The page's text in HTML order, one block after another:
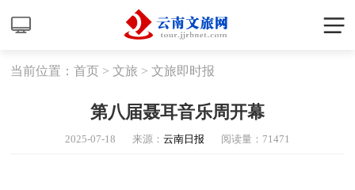
当前位置：首页 >文旅 >文旅即时报
第八届聂耳音乐周开幕
2025-07-18 来源： 云南日报 阅读量： 71471